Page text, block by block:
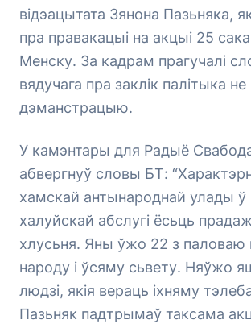
відэацытата Зянона Пазьняка,
пра правакацыі на акцыі 25
Менску. За кадрам прагучалі
вядучага пра заклік палітыка не
дэманстрацыю.
У камэнтары для Радыё
абвергнуў словы БТ:
хамскай антынароднай улады ў
халуйскай абслугі ёсьць
хлусьня. Яны ўжо 22 з паловаю
народу і ўсяму сьвету. Няўжо
людзі, якія вераць іхняму
Пазьняк падтрымаў таксама